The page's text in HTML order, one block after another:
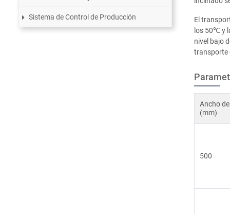
El
los 50℃ y
nivel bajo
transporte
Ancho
(mm)
500
Sistema de Control de Producción